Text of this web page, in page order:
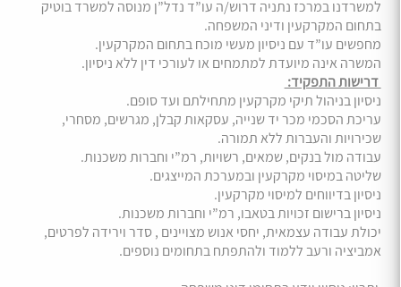
למשרדנו במרכז נתניה דרוש/ה עו”ד נדל”ן מנוסה למשרד בוטיק
בתחום המקרקעין ודיני המשפחה.
מחפשים עו”ד עם ניסיון מעשי מוכח בתחום המקרקעין.
המשרה אינה מיועדת למתמחים או לעורכי דין ללא ניסיון.
דרישות התפקיד:
ניסיון בניהול תיקי מקרקעין מתחילתם ועד סופם.
עריכת הסכמי מכר יד שנייה, עסקאות קבלן, מגרשים, מסחרי,
שכירויות והעברות ללא תמורה.
עבודה מול בנקים, שמאים, רשויות, רמ”י וחברות משכנות.
שליטה במיסוי מקרקעין ובמערכת המייצגים.
ניסיון בדיווחים למיסוי מקרקעין.
ניסיון ברישום זכויות בטאבו, רמ”י וחברות משכנות.
יכולת עבודה עצמאית, יחסי אנוש מצויינים , סדר וירידה לפרטים,
אמביציה ורעב ללמוד ולהתפתח בתחומים נוספים.